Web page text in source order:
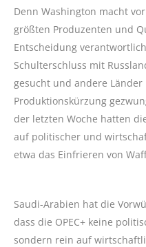
Denn Washington macht
größten Produzenten und
Entscheidung
Schulterschluss mit
gesucht und andere
Produktionskürzung
der letzten Woche hatten
auf politischer und
etwa das Einfrieren von
Saudi-Arabien hat die
dass die OPEC+ keine
sondern rein auf